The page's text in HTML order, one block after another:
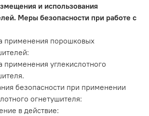
и использования
Меры безопасности при работе с
применения порошковых
применения углекислотного
безопасности при применении
огнетушителя:
в действие: